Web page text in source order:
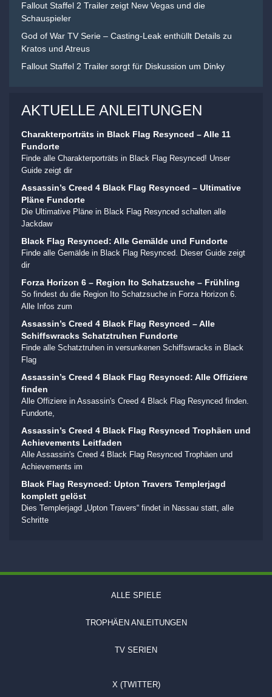
Fallout Staffel 2 Trailer zeigt New Vegas und die
Schauspieler
God of War TV Serie – Casting-Leak enthüllt Details zu
Kratos und Atreus
Fallout Staffel 2 Trailer sorgt für Diskussion um Dinky
AKTUELLE ANLEITUNGEN
Charakterporträts in Black Flag Resynced – Alle 11
Fundorte
Finde alle Charakterporträts in Black Flag Resynced! Unser
Guide zeigt dir
Assassin’s Creed 4 Black Flag Resynced – Ultimative
Pläne Fundorte
Die Ultimative Pläne in Black Flag Resynced schalten alle
Jackdaw
Black Flag Resynced: Alle Gemälde und Fundorte
Finde alle Gemälde in Black Flag Resynced. Dieser Guide zeigt
dir
Forza Horizon 6 – Region Ito Schatzsuche – Frühling
So findest du die Region Ito Schatzsuche in Forza Horizon 6.
Alle Infos zum
Assassin’s Creed 4 Black Flag Resynced – Alle
Schiffswracks Schatztruhen Fundorte
Finde alle Schatztruhen in versunkenen Schiffswracks in Black
Flag
Assassin’s Creed 4 Black Flag Resynced: Alle Offiziere
finden
Alle Offiziere in Assassin's Creed 4 Black Flag Resynced finden.
Fundorte,
Assassin’s Creed 4 Black Flag Resynced Trophäen und
Achievements Leitfaden
Alle Assassin's Creed 4 Black Flag Resynced Trophäen und
Achievements im
Black Flag Resynced: Upton Travers Templerjagd
komplett gelöst
Dies Templerjagd „Upton Travers“ findet in Nassau statt, alle
Schritte
ALLE SPIELE
TROPHÄEN ANLEITUNGEN
TV SERIEN
X (TWITTER)